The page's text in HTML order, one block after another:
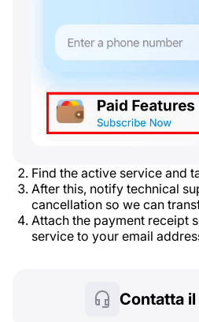
Find the active service and
After this, notify technical
cancellation so we can
Attach the payment receipt
service to your email
Contatta